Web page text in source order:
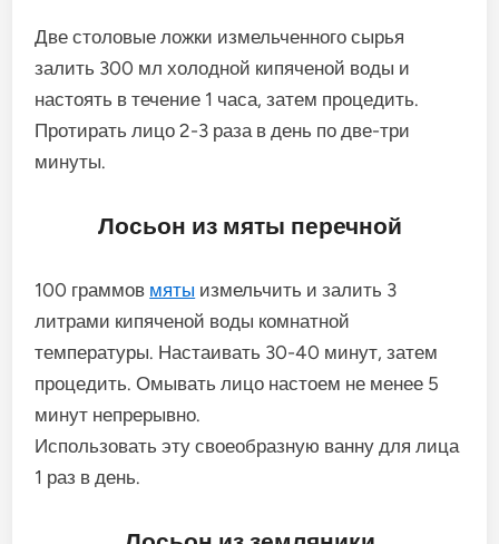
Две столовые ложки измельченного сырья
залить 300 мл холодной кипяченой воды и
настоять в течение 1 часа, затем процедить.
Протирать лицо 2-3 раза в день по две-три
минуты.
Лосьон из мяты перечной
100 граммов мяты измельчить и залить 3
литрами кипяченой воды комнатной
температуры. Настаивать 30-40 минут, затем
процедить. Омывать лицо настоем не менее 5
минут непрерывно.
Использовать эту своеобразную ванну для лица
1 раз в день.